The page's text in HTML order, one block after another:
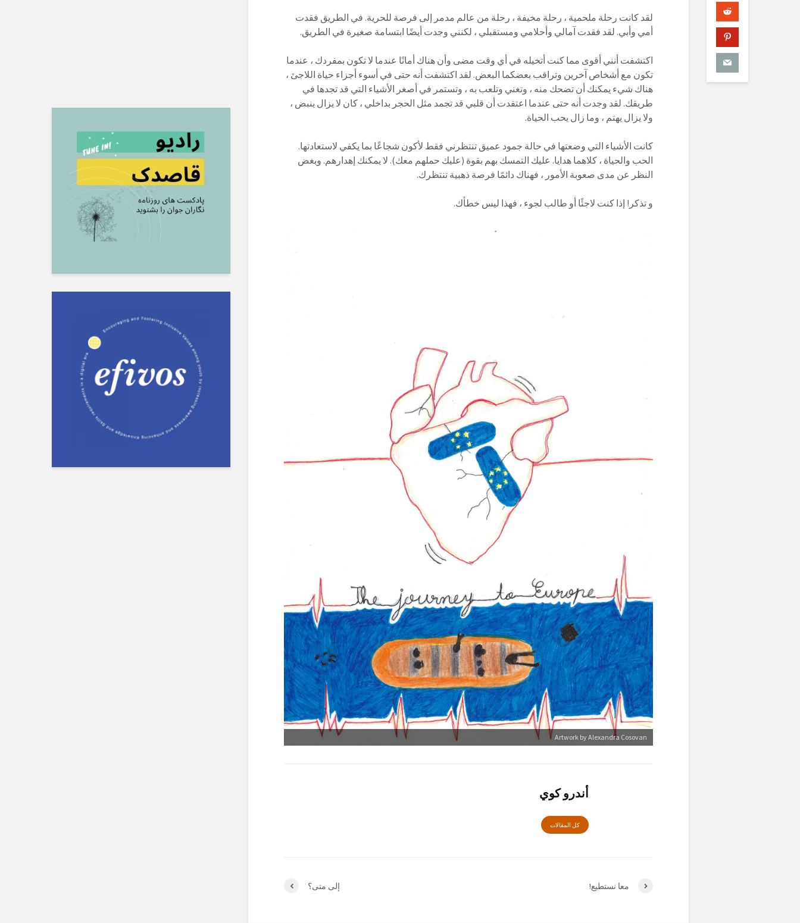
لقد كانت رحلة ملحمية ، رحلة مخيفة ، رحلة من عالم مدمر إلى فرصة للحرية. في الطريق فقدت
أمي وأبي. لقد فقدت آمالي وأحلامي ومستقبلي ، لكنني وجدت أيضًا ابتسامة صغيرة في الطريق.
اكتشفت أنني أقوى مما كنت أتخيله في أي وقت مضى وأن هناك أمانًا عندما لا تكون بمفردك ، عندما
تكون مع أشخاص آخرين وتراقب بعضكما البعض. لقد اكتشفت أنه حتى في أسوء أجزاء حياة اللاجئ ،
هناك شيء يمكنك أن تضحك منه ، وتغني وتلعب به ، وتستمر في أصغر الأشياء التي قد تجدها في
طريقك. لقد وجدت أنه حتى عندما اعتقدت أن قلبي قد تجمد مثل الحجر بداخلي ، كان لا يزال ينبض ،
ولا يزال يهتم ، وما زال يحب الحياة.
كانت الأشياء التي وضعتها في حالة جمود عميق تنتظرني فقط لأكون شجاعًا بما يكفي لاستعادتها.
الحب والحياة ، كلاهما هدايا. عليك التمسك بهم بقوة (عليك حملهم معك). لا يمكنك إهدارهم. وبغض
النظر عن مدى صعوبة الأمور ، فهناك دائمًا فرصة ذهبية تنتظرك.
و تذكر! إذا كنت لاجئًا أو طالب لجوء ، فهذا ليس خطأك.
Artwork by Alexandra Cosovan
أندرو كوي
كل المقالات
إلى متى؟ معا نستطيع!